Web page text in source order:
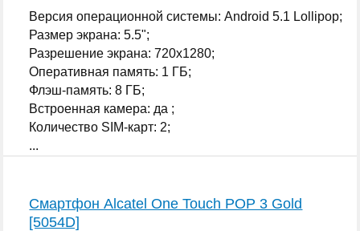
Версия операционной системы: Android 5.1 Lollipop;
Размер экрана: 5.5";
Разрешение экрана: 720x1280;
Оперативная память: 1 ГБ;
Флэш-память: 8 ГБ;
Встроенная камера: да ;
Количество SIM-карт: 2;
...
Смартфон Alcatel One Touch POP 3 Gold
[5054D]